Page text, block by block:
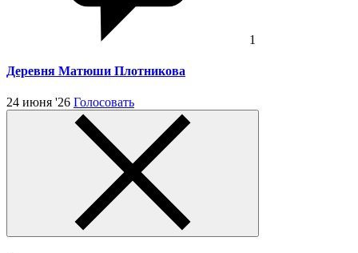
1
Деревня Матюши Плотникова
24 июня '26 Голосовать